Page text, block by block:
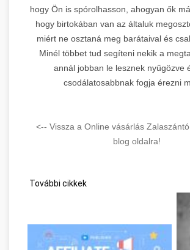
hogy Ön is spórolhasson, ahogyan ők
hogy birtokában van az általuk
miért ne osztaná meg barátaival és
Minél többet tud segíteni nekik a
annál jobban le lesznek nyűgözve
csodálatosabbnak fogja érezni
<-- Vissza a Online vásárlás
blog oldalra!
További cikkek